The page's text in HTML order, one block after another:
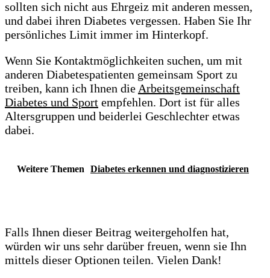
sollten sich nicht aus Ehrgeiz mit anderen messen,
und dabei ihren Diabetes vergessen. Haben Sie Ihr
persönliches Limit immer im Hinterkopf.
Wenn Sie Kontaktmöglichkeiten suchen, um mit
anderen Diabetespatienten gemeinsam Sport zu
treiben, kann ich Ihnen die Arbeitsgemeinschaft
Diabetes und Sport empfehlen. Dort ist für alles
Altersgruppen und beiderlei Geschlechter etwas
dabei.
Weitere Themen Diabetes erkennen und diagnostizieren
Falls Ihnen dieser Beitrag weitergeholfen hat,
würden wir uns sehr darüber freuen, wenn sie Ihn
mittels dieser Optionen teilen. Vielen Dank!